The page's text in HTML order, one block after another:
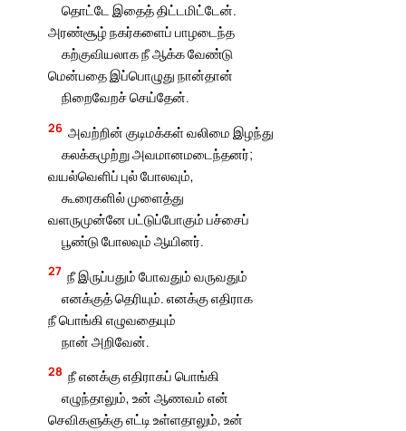
தொட்டே இதைத் திட்டமிட்டேன்.
அரண்சூழ் நகர்களைப் பாழடைந்த
கற்குவியலாக நீ ஆக்க வேண்டு
மென்பதை இப்பொழுது நான்தான்
நிறைவேறச் செய்தேன்.
26 அவற்றின் குடிமக்கள் வலிமை இழந்து
கலக்கமுற்று அவமானமடைந்தனர்;
வயல்வெளிப் புல் போலவும்,
கூரைகளில் முளைத்து
வளருமுன்னே பட்டுப்போகும் பச்சைப்
பூண்டு போலவும் ஆயினர்.
27 நீ இருப்பதும் போவதும் வருவதும்
எனக்குத் தெரியும். எனக்கு எதிராக
நீ பொங்கி எழுவதையும்
நான் அறிவேன்.
28 நீ எனக்கு எதிராகப் பொங்கி
எழுந்தாலும், உன் ஆணவம் என்
செவிகளுக்கு எட்டி உள்ளதாலும், உன்